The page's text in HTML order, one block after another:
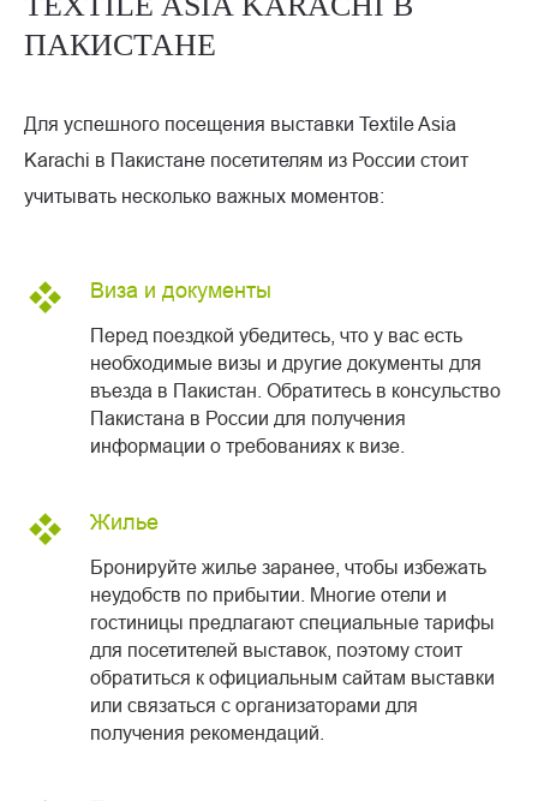
ПАКИСТАНЕ
Для успешного посещения выставки Textile Asia
Karachi в Пакистане посетителям из России стоит
учитывать несколько важных моментов:
Виза и документы
Перед поездкой убедитесь, что у вас есть
необходимые визы и другие документы для
въезда в Пакистан. Обратитесь в консульство
Пакистана в России для получения
информации о требованиях к визе.
Жилье
Бронируйте жилье заранее, чтобы избежать
неудобств по прибытии. Многие отели и
гостиницы предлагают специальные тарифы
для посетителей выставок, поэтому стоит
обратиться к официальным сайтам выставки
или связаться с организаторами для
получения рекомендаций.